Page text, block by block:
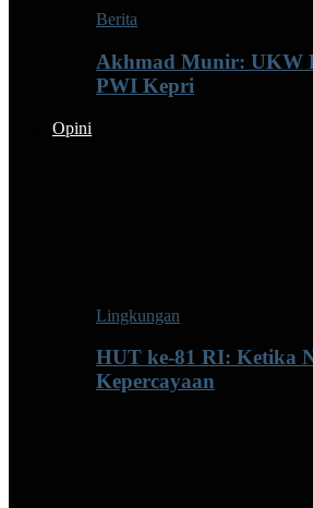
Berita
Akhmad Munir: UKW
PWI Kepri
Opini
Lingkungan
HUT ke-81 RI: Ketika
Kepercayaan